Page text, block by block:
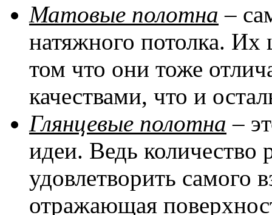
Матовые полотна –
натяжного потолка. Их
том что они тоже
качествами, что и
Глянцевые полотна –
идеи. Ведь количество
удовлетворить самого
отражающая